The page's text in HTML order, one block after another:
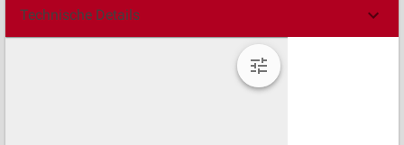
Technische Details